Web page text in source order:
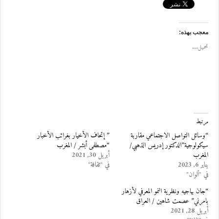
معجب بهذه:
تحميل...
مرتبط
“وسائل التواصل الاجتماعي مقاربة
سيكولوجية”الدكتور إدريس الذهبي/
المغرب
يناير 6, 2023
في "ألوان"
” إتحاف الأخيار بغرائب الأخبار
“مصطفى أبشر / المغرب
أبريل 30, 2021
في "ثقافة"
“جان بياجيه ونظرية النمو المعرفي لأزهار
بامرني” عصمت شاهين / العراق
أبريل 28, 2021